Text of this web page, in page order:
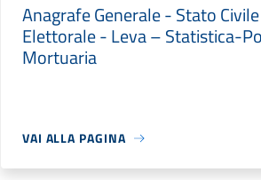
Anagrafe Generale - Stato
Elettorale - Leva – Statistica-
Mortuaria
VAI ALLA PAGINA